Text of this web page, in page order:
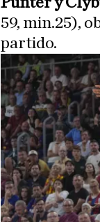
59, min.25),
partido.